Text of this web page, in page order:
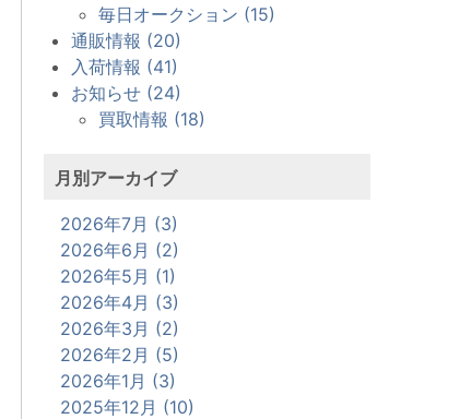
毎日オークション (15)
通販情報 (20)
入荷情報 (41)
お知らせ (24)
買取情報 (18)
月別アーカイブ
2026年7月 (3)
2026年6月 (2)
2026年5月 (1)
2026年4月 (3)
2026年3月 (2)
2026年2月 (5)
2026年1月 (3)
2025年12月 (10)